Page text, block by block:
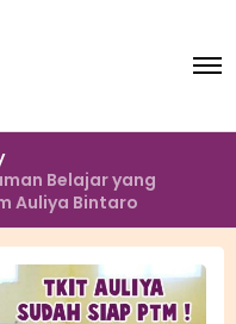
O
n
Belajar yang
Auliya Bintaro